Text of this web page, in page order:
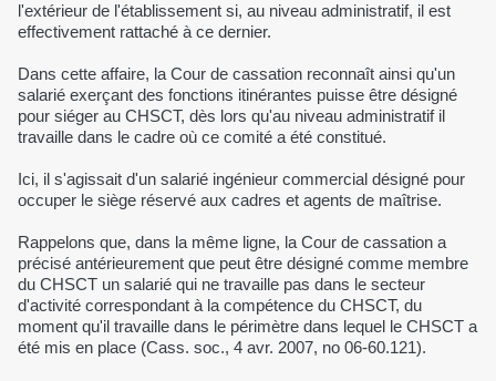
l'extérieur de l'établissement si, au niveau administratif, il est
effectivement rattaché à ce dernier.
Dans cette affaire, la Cour de cassation reconnaît ainsi qu'un
salarié exerçant des fonctions itinérantes puisse être désigné
pour siéger au CHSCT, dès lors qu'au niveau administratif il
travaille dans le cadre où ce comité a été constitué.
Ici, il s'agissait d'un salarié ingénieur commercial désigné pour
occuper le siège réservé aux cadres et agents de maîtrise.
Rappelons que, dans la même ligne, la Cour de cassation a
précisé antérieurement que peut être désigné comme membre
du CHSCT un salarié qui ne travaille pas dans le secteur
d'activité correspondant à la compétence du CHSCT, du
moment qu'il travaille dans le périmètre dans lequel le CHSCT a
été mis en place (Cass. soc., 4 avr. 2007, no 06-60.121).